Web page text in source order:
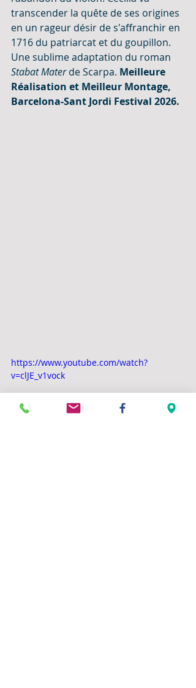
transcender la quête de ses origines
en un rageur désir de s'affranchir en
1716 du patriarcat et du goupillon.
Une sublime adaptation du roman
Stabat Mater de Scarpa. Meilleure
Réalisation et Meilleur Montage,
Barcelona-Sant Jordi Festival 2026.
https://www.youtube.com/watch?
v=clJE_v1vock